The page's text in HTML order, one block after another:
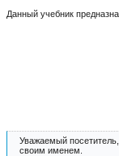
Данный учебник
Уважаемый
своим именем.